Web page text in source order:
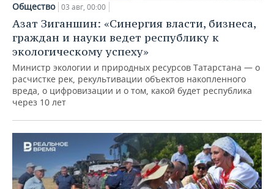
Общество 03 авг, 00:00
Азат Зиганшин: «Синергия власти, бизнеса,
граждан и науки ведет республику к
экологическому успеху»
Министр экологии и природных ресурсов Татарстана — о
расчистке рек, рекультивации объектов накопленного
вреда, о цифровизации и о том, какой будет республика
через 10 лет